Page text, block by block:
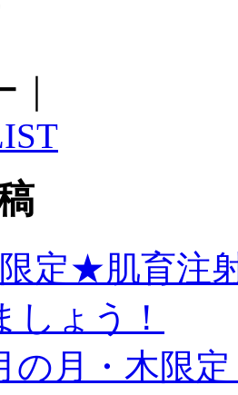
定★肌育注
しょう！
の月・木限